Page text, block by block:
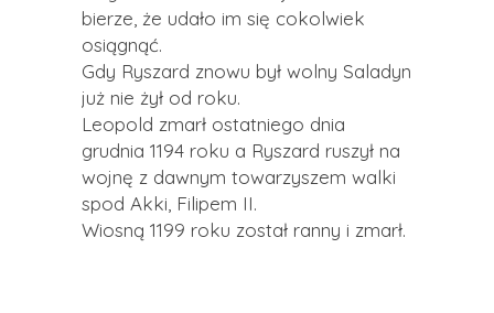
bierze, że udało im się cokolwiek
osiągnąć.
Gdy Ryszard znowu był wolny Saladyn
już nie żył od roku.
Leopold zmarł ostatniego dnia
grudnia 1194 roku a Ryszard ruszył na
wojnę z dawnym towarzyszem walki
spod Akki, Filipem II.
Wiosną 1199 roku został ranny i zmarł.